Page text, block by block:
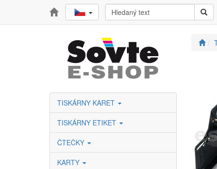
TISKÁRNY KARET
TISKÁRNY ETIKET
ČTEČKY
KARTY